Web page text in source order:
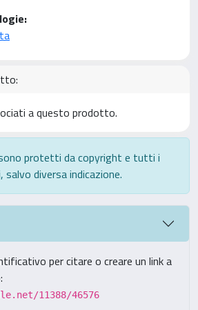
a questo prodotto.
protetti da copyright e tutti i
diversa indicazione.
per citare o creare un link a
11388/46576